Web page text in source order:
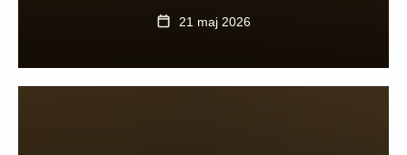
21 maj 2026